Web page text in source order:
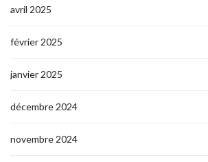
avril 2025
février 2025
janvier 2025
décembre 2024
novembre 2024